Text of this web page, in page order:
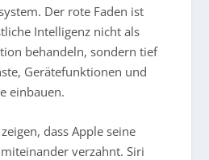
Der rote Faden ist
Intelligenz nicht als
behandeln, sondern tief
Gerätefunktionen und
einbauen.
dass Apple seine
verzahnt. Siri